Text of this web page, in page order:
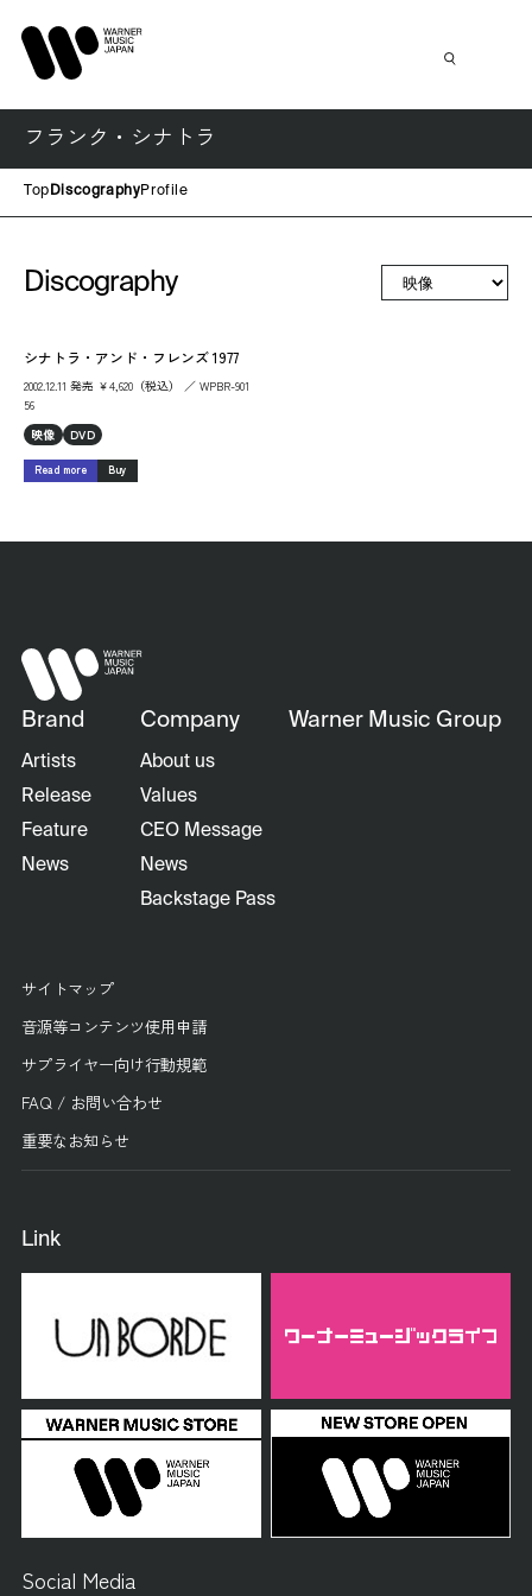
フランク・シナトラ
Top DiscographyProfile
Discography
シナトラ・アンド・フレンズ 1977
2002.12.11 発売 ￥4,620（税込） ／ WPBR-901
56
映像
DVD
Read more Buy
Brand
Artists
Release
Feature
News
Company
About us
Values
CEO Message
News
Backstage Pass
Warner Music Group
サイトマップ
音源等コンテンツ使用申請
サプライヤー向け行動規範
FAQ / お問い合わせ
重要なお知らせ
Link
Social Media